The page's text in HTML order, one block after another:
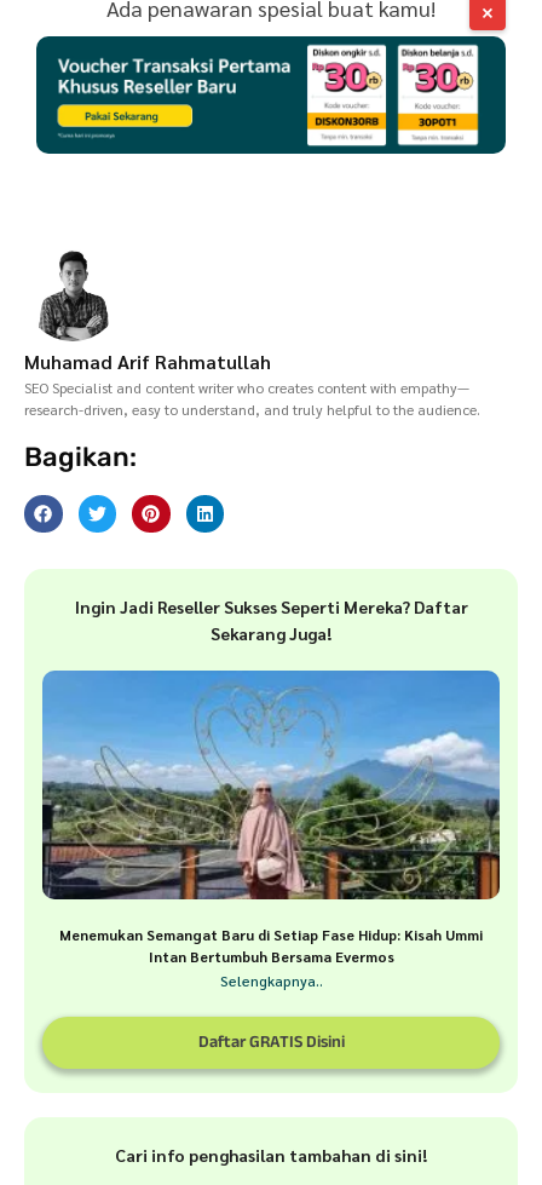
×
Ada penawaran spesial buat kamu!
Muhamad Arif Rahmatullah
SEO Specialist and content writer who creates content with empathy—
research-driven, easy to understand, and truly helpful to the audience.
Bagikan:
Ingin Jadi Reseller Sukses Seperti Mereka? Daftar
Sekarang Juga!
Menemukan Semangat Baru di Setiap Fase Hidup: Kisah Ummi
Intan Bertumbuh Bersama Evermos
Selengkapnya..
Daftar GRATIS Disini
Cari info penghasilan tambahan di sini!